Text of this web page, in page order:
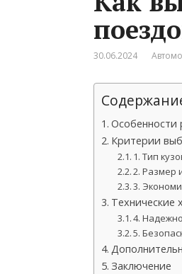
30.06.2024
Особенности
Критерии
1. Тип
2. Размер
3.
Технические
4.
5.
Заключение